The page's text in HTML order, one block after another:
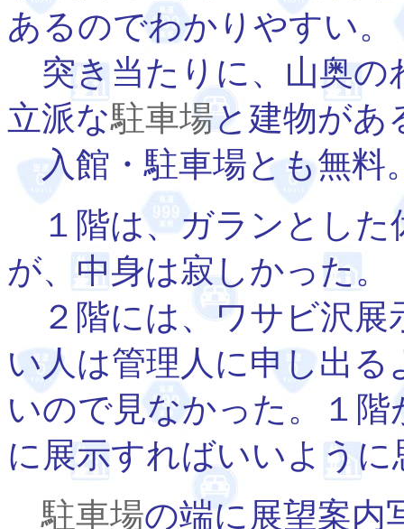
あるのでわかりやすい。
突き当たりに、山奥の
立派な駐車場と建物があ
入館・駐車場とも無料
１階は、ガランとした
が、中身は寂しかった。
２階には、ワサビ沢展
い人は管理人に申し出
いので見なかった。１
に展示すればいいように
駐車場の端に展望案内